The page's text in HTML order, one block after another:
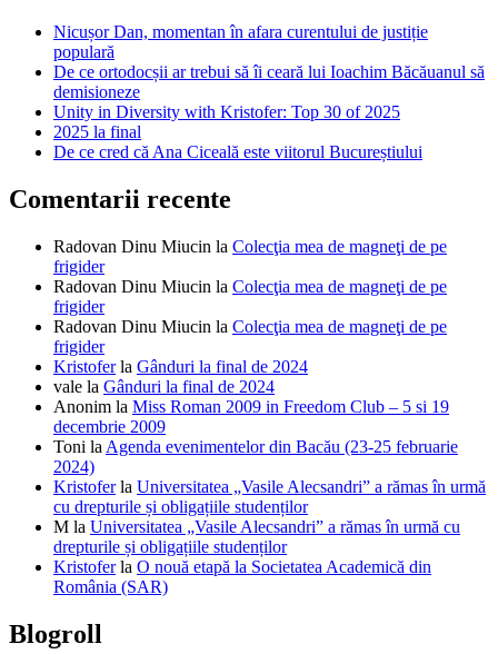
Nicușor Dan, momentan în afara curentului de justiție
populară
De ce ortodocșii ar trebui să îi ceară lui Ioachim Băcăuanul să
demisioneze
Unity in Diversity with Kristofer: Top 30 of 2025
2025 la final
De ce cred că Ana Ciceală este viitorul Bucureștiului
Comentarii recente
Radovan Dinu Miucin la Colecţia mea de magneţi de pe
frigider
Radovan Dinu Miucin la Colecţia mea de magneţi de pe
frigider
Radovan Dinu Miucin la Colecţia mea de magneţi de pe
frigider
Kristoferla Gânduri la final de 2024
vale la Gânduri la final de 2024
Anonim la Miss Roman 2009 in Freedom Club – 5 si 19
decembrie 2009
Toni la Agenda evenimentelor din Bacău (23-25 februarie
2024)
Kristoferla Universitatea „Vasile Alecsandri” a rămas în urmă
cu drepturile și obligațiile studenților
M la Universitatea „Vasile Alecsandri” a rămas în urmă cu
drepturile și obligațiile studenților
Kristoferla O nouă etapă la Societatea Academică din
România (SAR)
Blogroll